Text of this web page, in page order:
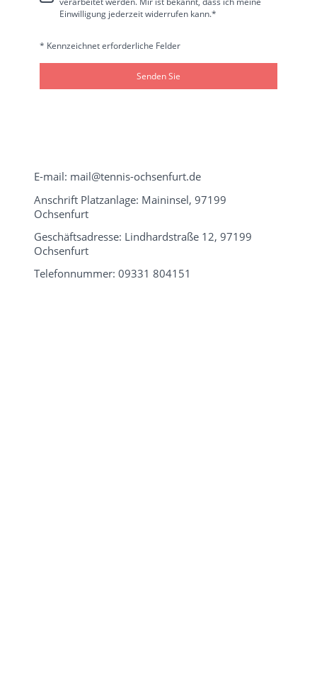
Einwilligung jederzeit widerrufen kann.*
* Kennzeichnet erforderliche Felder
Senden Sie
E-mail: mail@tennis-ochsenfurt.de
Anschrift Platzanlage: Maininsel, 97199
Ochsenfurt
Geschäftsadresse: Lindhardstraße 12, 97199
Ochsenfurt
Telefonnummer: 09331 804151